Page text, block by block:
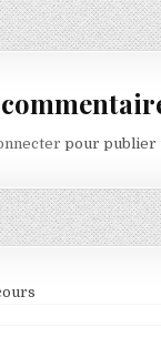
de
pour publier